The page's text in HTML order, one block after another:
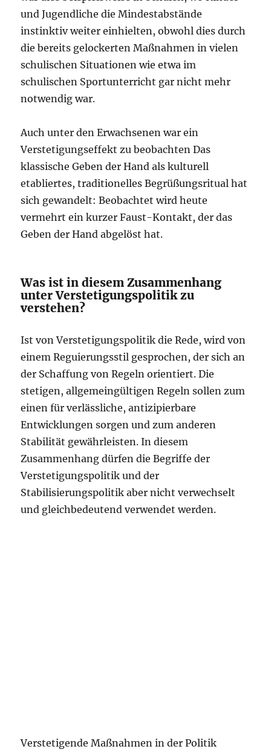
und Jugendliche die Mindestabstände
instinktiv weiter einhielten, obwohl dies durch
die bereits gelockerten Maßnahmen in vielen
schulischen Situationen wie etwa im
schulischen Sportunterricht gar nicht mehr
notwendig war.
Auch unter den Erwachsenen war ein
Verstetigungseffekt zu beobachten Das
klassische Geben der Hand als kulturell
etabliertes, traditionelles Begrüßungsritual hat
sich gewandelt: Beobachtet wird heute
vermehrt ein kurzer Faust-Kontakt, der das
Geben der Hand abgelöst hat.
Was ist in diesem Zusammenhang
unter Verstetigungspolitik zu
verstehen?
Ist von Verstetigungspolitik die Rede, wird von
einem Reguierungsstil gesprochen, der sich an
der Schaffung von Regeln orientiert. Die
stetigen, allgemeingültigen Regeln sollen zum
einen für verlässliche, antizipierbare
Entwicklungen sorgen und zum anderen
Stabilität gewährleisten. In diesem
Zusammenhang dürfen die Begriffe der
Verstetigungspolitik und der
Stabilisierungspolitik aber nicht verwechselt
und gleichbedeutend verwendet werden.
Verstetigende Maßnahmen in der Politik